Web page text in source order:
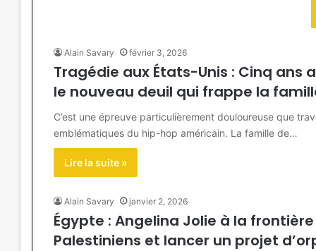
Alain Savary février 3, 2026
Tragédie aux États-Unis : Cinq ans
le nouveau deuil qui frappe la
C’est une épreuve particulièrement douloureuse que
emblématiques du hip-hop américain. La famille de…
Lire la suite »
Alain Savary janvier 2, 2026
Égypte : Angelina Jolie à la
Palestiniens et lancer un projet